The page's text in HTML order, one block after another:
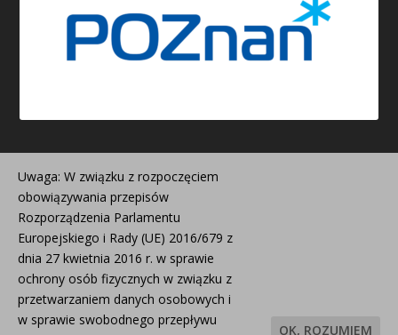
Strona została stworzona i jest redagowana w ramach
projektu współfinansowanego z budżetu Miasta Poznania
#poznanwspiera.
Uwaga: W związku z rozpoczęciem
obowiązywania przepisów
Rozporządzenia Parlamentu
Europejskiego i Rady (UE) 2016/679 z
dnia 27 kwietnia 2016 r. w sprawie
ochrony osób fizycznych w związku z
przetwarzaniem danych osobowych i
w sprawie swobodnego przepływu
OK, ROZUMIEM